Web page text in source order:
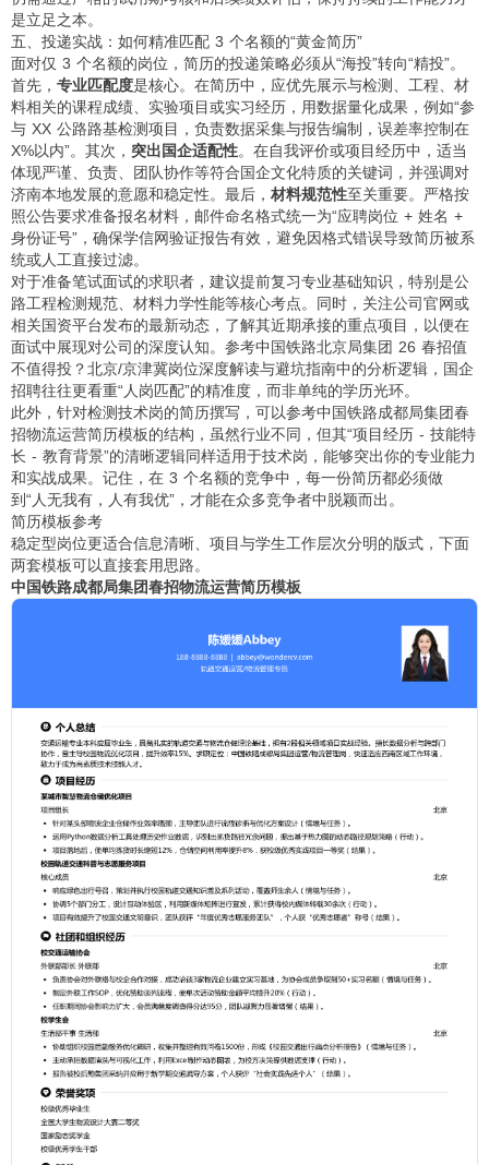
是立足之本。
五、投递实战：如何精准匹配 3 个名额的“黄金简历”
面对仅 3 个名额的岗位，简历的投递策略必须从“海投”转向“精投”。
首先， 专业匹配度是核心。在简历中，应优先展示与检测、工程、材
料相关的课程成绩、实验项目或实习经历，用数据量化成果，例如“参
与 XX 公路路基检测项目，负责数据采集与报告编制，误差率控制在
X%以内”。其次， 突出国企适配性。在自我评价或项目经历中，适当
体现严谨、负责、团队协作等符合国企文化特质的关键词，并强调对
济南本地发展的意愿和稳定性。最后， 材料规范性至关重要。严格按
照公告要求准备报名材料，邮件命名格式统一为“应聘岗位 + 姓名 +
身份证号”，确保学信网验证报告有效，避免因格式错误导致简历被系
统或人工直接过滤。
对于准备笔试面试的求职者，建议提前复习专业基础知识，特别是公
路工程检测规范、材料力学性能等核心考点。同时，关注公司官网或
相关国资平台发布的最新动态，了解其近期承接的重点项目，以便在
面试中展现对公司的深度认知。参考中国铁路北京局集团 26 春招值
不值得投？北京/京津冀岗位深度解读与避坑指南中的分析逻辑，国企
招聘往往更看重“人岗匹配”的精准度，而非单纯的学历光环。
此外，针对检测技术岗的简历撰写，可以参考中国铁路成都局集团春
招物流运营简历模板的结构，虽然行业不同，但其“项目经历 - 技能特
长 - 教育背景”的清晰逻辑同样适用于技术岗，能够突出你的专业能力
和实战成果。记住，在 3 个名额的竞争中，每一份简历都必须做
到“人无我有，人有我优”，才能在众多竞争者中脱颖而出。
简历模板参考
稳定型岗位更适合信息清晰、项目与学生工作层次分明的版式，下面
两套模板可以直接套用思路。
中国铁路成都局集团春招物流运营简历模板